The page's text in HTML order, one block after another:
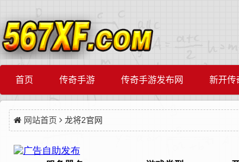
首页 传奇手游 传奇手游发布网 新开传
网站首页 龙将2官网